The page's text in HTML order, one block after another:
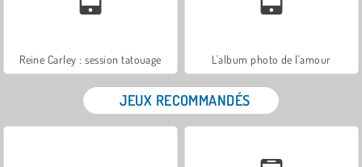
Reine Carley : session tatouage L'album photo de l'amour
JEUX RECOMMANDÉS